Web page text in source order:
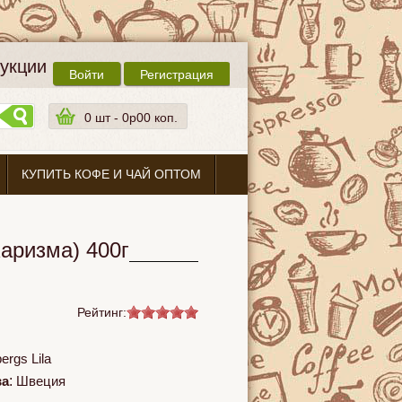
Войти Регистрация
0 шт - 0p00 коп.
КУПИТЬ КОФЕ И ЧАЙ ОПТОМ
400г
Рейтинг:
Lila
: Швеция